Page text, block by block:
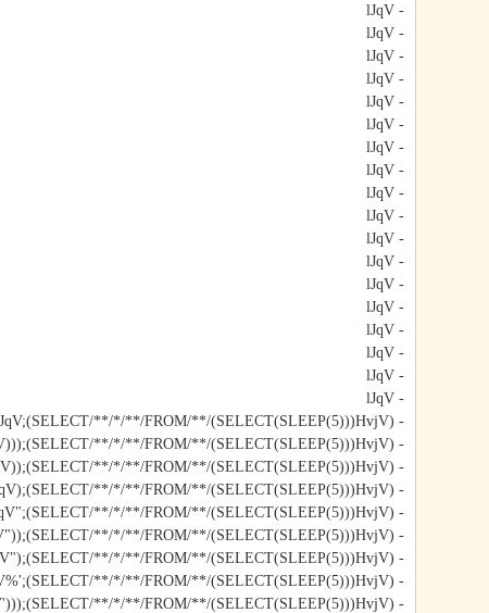
- lJqV
- lJqV
- lJqV
- lJqV
- lJqV
- lJqV
- lJqV
- lJqV
- lJqV
- lJqV
- lJqV
- lJqV
- lJqV
- lJqV
- lJqV
- lJqV
- lJqV
- lJqV
- lJqV;(SELECT/**/*/**/FROM/**/(SELECT(SLEEP(5)))HvjV)#
- lJqV)));(SELECT/**/*/**/FROM/**/(SELECT(SLEEP(5)))HvjV)#
- lJqV));(SELECT/**/*/**/FROM/**/(SELECT(SLEEP(5)))HvjV)#
- lJqV);(SELECT/**/*/**/FROM/**/(SELECT(SLEEP(5)))HvjV)#
- lJqV";(SELECT/**/*/**/FROM/**/(SELECT(SLEEP(5)))HvjV)#
- lJqV"));(SELECT/**/*/**/FROM/**/(SELECT(SLEEP(5)))HvjV)#
- lJqV");(SELECT/**/*/**/FROM/**/(SELECT(SLEEP(5)))HvjV)#
- lJqV%';(SELECT/**/*/**/FROM/**/(SELECT(SLEEP(5)))HvjV)#
- lJqV')));(SELECT/**/*/**/FROM/**/(SELECT(SLEEP(5)))HvjV)#